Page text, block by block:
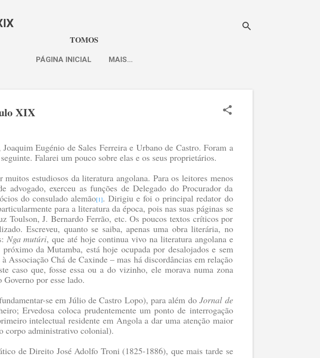
TOMOS
PÁGINA INICIAL MAIS…
XIX
Eugénio de Sales Ferreira e Urbano de Castro. Foram a
Falarei um pouco sobre elas e os seus proprietários.
muitos estudiosos da literatura angolana. Para os leitores menos
advogado, exerceu as funções de Delegado do Procurador da
do consulado alemão[1]. Dirigiu e foi o principal redator do
para a literatura da época, pois nas suas páginas se
Toulson, J. Bernardo Ferrão, etc. Os poucos textos críticos por
Escreveu, quanto se saiba, apenas uma obra literária, no
Nga mutúri, que até hoje continua vivo na literatura angolana e
da Mutamba, está hoje ocupada por desalojados e sem
Associação Chá de Caxinde – mas há discordâncias em relação
caso que, fosse essa ou a do vizinho, ele morava numa zona
por esse lado.
se em Júlio de Castro Lopo), para além doJornal de
Ervedosa coloca prudentemente um ponto de interrogação
intelectual residente em Angola a dar uma atenção maior
corpo administrativo colonial).
de Direito José Adolfo Troni (1825-1886), que mais tarde se